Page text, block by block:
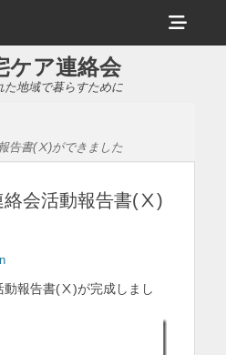
ヘ
ッ
イ
ケア連絡会
た地域で暮らすために
告書(Ⅹ)ができました
絡会活動報告書(Ⅹ)
動報告書(Ⅹ)が完成しまし